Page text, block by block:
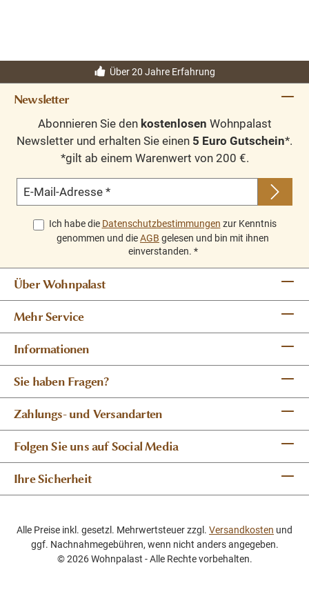
Über 20 Jahre Erfahrung
Newsletter
Abonnieren Sie den kostenlosen Wohnpalast
Newsletter und erhalten Sie einen 5 Euro Gutschein*.
*gilt ab einem Warenwert von 200 €.
E-Mail-Adresse *
Ich habe die Datenschutzbestimmungen zur Kenntnis
genommen und dieAGB gelesen und bin mit ihnen
einverstanden. *
Über Wohnpalast
Mehr Service
Informationen
Sie haben Fragen?
Zahlungs- und Versandarten
Folgen Sie uns auf Social Media
Ihre Sicherheit
Alle Preise inkl. gesetzl. Mehrwertsteuer zzgl. Versandkosten und
ggf. Nachnahmegebühren, wenn nicht anders angegeben.
© 2026 Wohnpalast - Alle Rechte vorbehalten.